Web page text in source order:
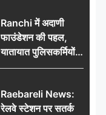
Ranchi में अदाणी
फाउंडेशन की पहल,
यातायात पुलिसकर्मियों
को वितरित किए गए छाते
Raebareli News:
रेलवे स्टेशन पर सतर्क